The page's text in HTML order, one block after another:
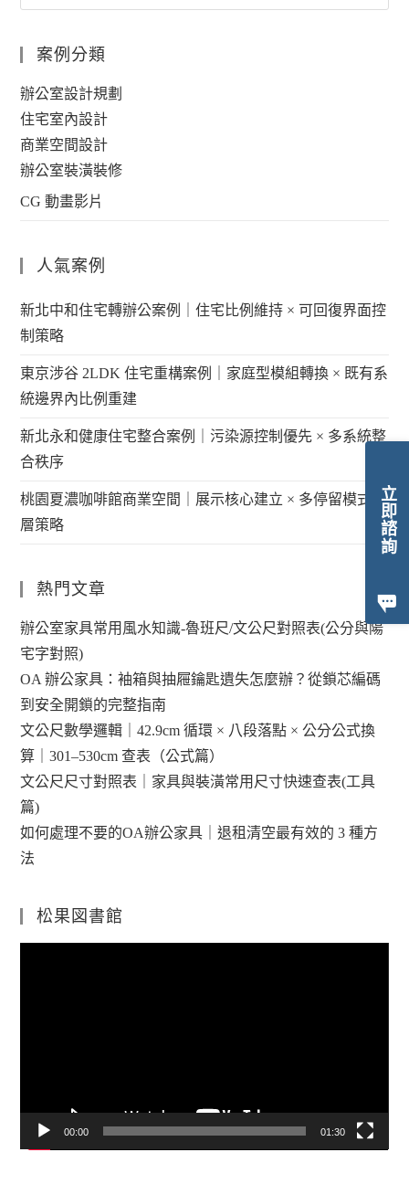
立即諮詢
案例分類
辦公室設計規劃
住宅室內設計
商業空間設計
辦公室裝潢裝修
CG 動畫影片
人氣案例
新北中和住宅轉辦公案例｜住宅比例維持 × 可回復界面控
制策略
東京涉谷 2LDK 住宅重構案例｜家庭型模組轉換 × 既有系
統邊界內比例重建
新北永和健康住宅整合案例｜污染源控制優先 × 多系統整
合秩序
桃園夏濃咖啡館商業空間｜展示核心建立 × 多停留模式分
層策略
熱門文章
辦公室家具常用風水知識-魯班尺/文公尺對照表(公分與陽
宅字對照)
OA 辦公家具：袖箱與抽屜鑰匙遺失怎麼辦？從鎖芯編碼
到安全開鎖的完整指南
文公尺數學邏輯｜42.9cm 循環 × 八段落點 × 公分公式換
算｜301–530cm 查表（公式篇）
文公尺尺寸對照表｜家具與裝潢常用尺寸快速查表(工具
篇)
如何處理不要的OA辦公家具｜退租清空最有效的 3 種方
法
松果図書館
00:00 01:30